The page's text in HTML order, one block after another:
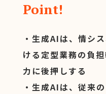
Point!
・生成AIは、情シ
ける定型業務の負
力に後押しする
・生成AIは、従来